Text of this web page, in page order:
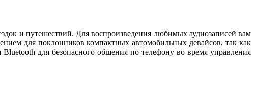
и путешествий. Для воспроизведения любимых аудиозаписей вам
для поклонников компактных автомобильных девайсов, так как
для безопасного общения по телефону во время управления